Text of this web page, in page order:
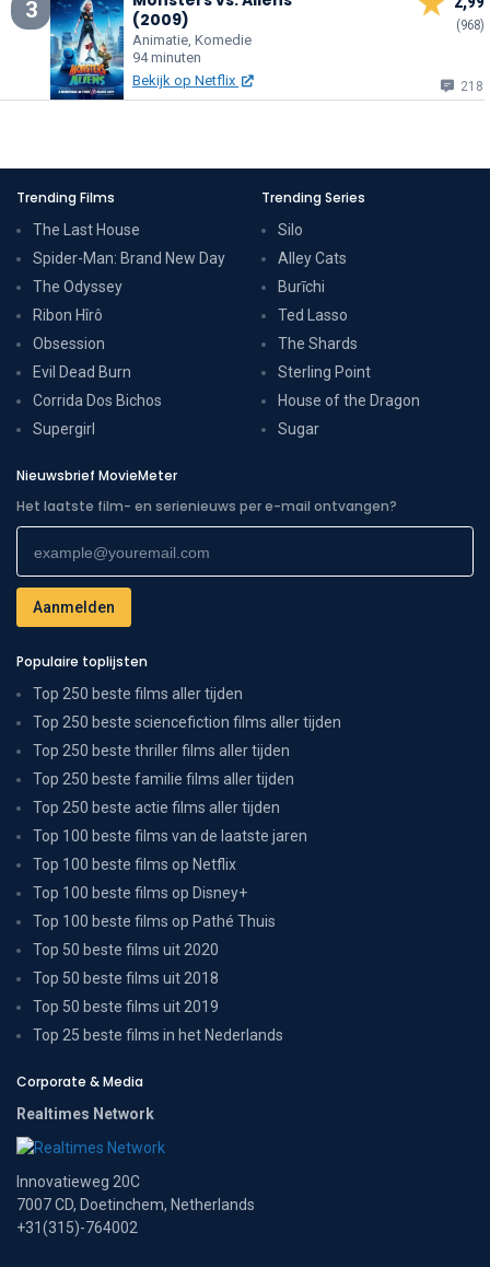
3
(2009)
Animatie, Komedie
94 minuten
Bekijk op Netflix
(968)
218
Trending Films
The Last House
Spider-Man: Brand New Day
The Odyssey
Ribon Hîrô
Obsession
Evil Dead Burn
Corrida Dos Bichos
Supergirl
Trending Series
Silo
Alley Cats
Burīchi
Ted Lasso
The Shards
Sterling Point
House of the Dragon
Sugar
Nieuwsbrief MovieMeter
Het laatste film- en serienieuws per e-mail ontvangen?
Populaire toplijsten
Top 250 beste films aller tijden
Top 250 beste sciencefiction films aller tijden
Top 250 beste thriller films aller tijden
Top 250 beste familie films aller tijden
Top 250 beste actie films aller tijden
Top 100 beste films van de laatste jaren
Top 100 beste films op Netflix
Top 100 beste films op Disney+
Top 100 beste films op Pathé Thuis
Top 50 beste films uit 2020
Top 50 beste films uit 2018
Top 50 beste films uit 2019
Top 25 beste films in het Nederlands
Corporate & Media
Realtimes Network
Innovatieweg 20C
7007 CD, Doetinchem, Netherlands
+31(315)-764002